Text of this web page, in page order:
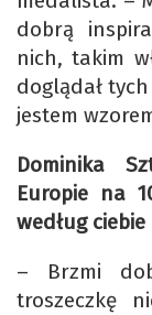
dobrą
nich, takim
doglądał
jestem
Dominika
Europie na
według
– Brzmi
troszeczkę